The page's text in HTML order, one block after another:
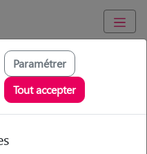
Loire/Rive-de-Gier
- Petsitter à
Paramétrer
Tout accepter